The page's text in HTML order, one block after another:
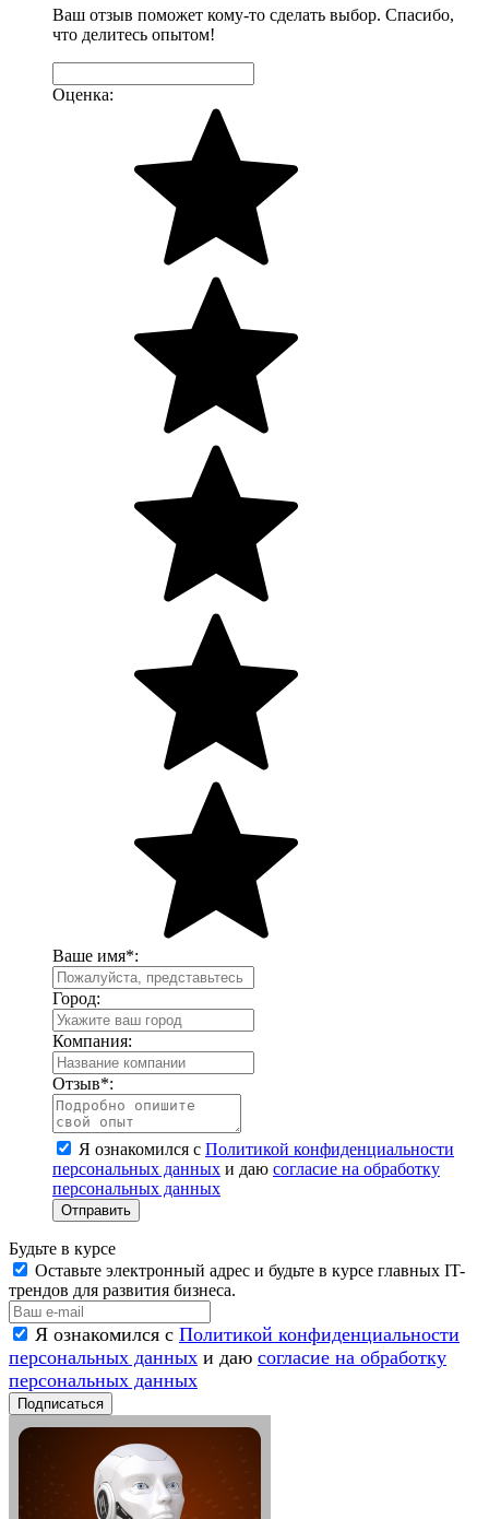
Ваш отзыв поможет кому-то сделать выбор. Спасибо,
что делитесь опытом!
Оценка:
Ваше имя*:
Город:
Компания:
Отзыв*:
Я ознакомился с Политикой конфиденциальности
персональных данных и даю согласие на обработку
персональных данных
Отправить
Будьте в курсе
Оставьте электронный адрес и будьте в курсе главных IT-
трендов для развития бизнеса.
Я ознакомился с Политикой конфиденциальности
персональных данных и даю согласие на обработку
персональных данных